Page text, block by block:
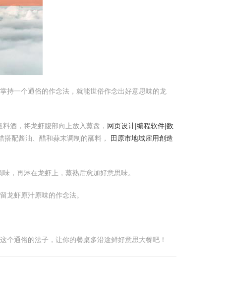
持一个通俗的作念法，就能世俗作念出好意思味的龙
酒，将龙虾腹部向上放入蒸盘， 网页设计|编程软件|数
搭配酱油、醋和蒜末调制的蘸料，
田原市地域雇用創造
，再淋在龙虾上，蒸熟后愈加好意思味。
龙虾原汁原味的作念法。
通俗的法子，让你的餐桌多沿途鲜好意思大餐吧！